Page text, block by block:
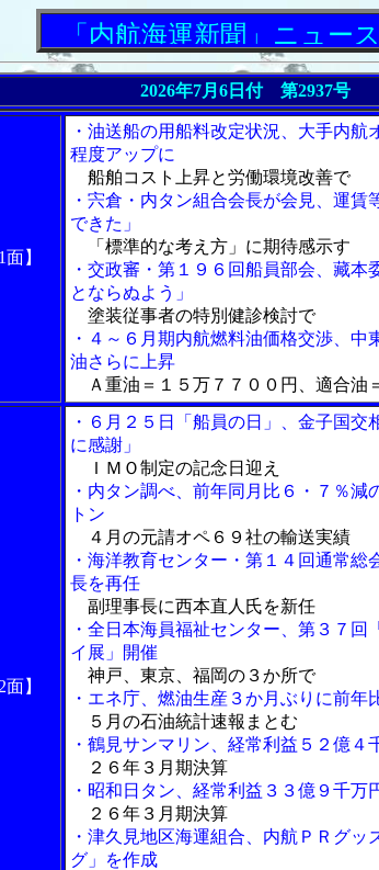
「内航海運新聞」ニューストピ
2026年7月6日付 第2937号
】
・油送船の用船料改定状況、大手内航
程度アップに
船舶コスト上昇と労働環境改善で
・宍倉・内タン組合会長が会見、運賃
できた」
「標準的な考え方」に期待感示す
・交政審・第１９６回船員部会、藏本
とならぬよう」
塗装従事者の特別健診検討で
・４～６月期内航燃料油価格交渉、中
油さらに上昇
Ａ重油＝１５万７７００円、適合油
】
・６月２５日「船員の日」、金子国交
に感謝」
ＩＭＯ制定の記念日迎え
・内タン調べ、前年同月比６・７％減
トン
４月の元請オペ６９社の輸送実績
・海洋教育センター・第１４回通常総
長を再任
副理事長に西本直人氏を新任
・全日本海員福祉センター、第３７回
イ展」開催
神戸、東京、福岡の３か所で
・エネ庁、燃油生産３か月ぶりに前年
５月の石油統計速報まとむ
・鶴見サンマリン、経常利益５２億４
２６年３月期決算
・昭和日タン、経常利益３３億９千万
２６年３月期決算
・津久見地区海運組合、内航ＰＲグッ
グ」を作成